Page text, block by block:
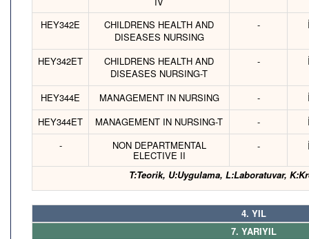
HEY342E
CHILDRENS HEALTH AND
DISEASES NURSING
-
HEY342ET
CHILDRENS HEALTH AND
DISEASES NURSING-T
-
HEY344E MANAGEMENT IN NURSING -
HEY344ET
MANAGEMENT IN NURSING-T -
-
NON DEPARTMENTAL
ELECTIVE II
-
T:Teorik, U:Uygulama, L:Laboratuvar,
4. YIL
7. YARIYIL